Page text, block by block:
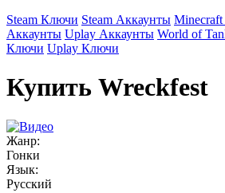
Steam Ключи Steam Аккаунты
Аккаунты Uplay Аккаунты World of
Ключи Uplay Ключи
Купить Wreckfest
Жанр:
Гонки
Язык:
Русский